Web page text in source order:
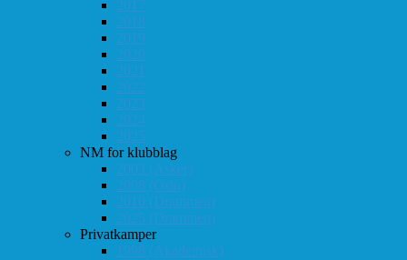
2017
2018
2019
2020
2021
2022
2023
2024
2025
NM for klubblag
2003 (Asker)
2008 (Oslo)
2010 (Drammen)
2025 (Drammen)
Privatkamper
1998 (Akademisk)